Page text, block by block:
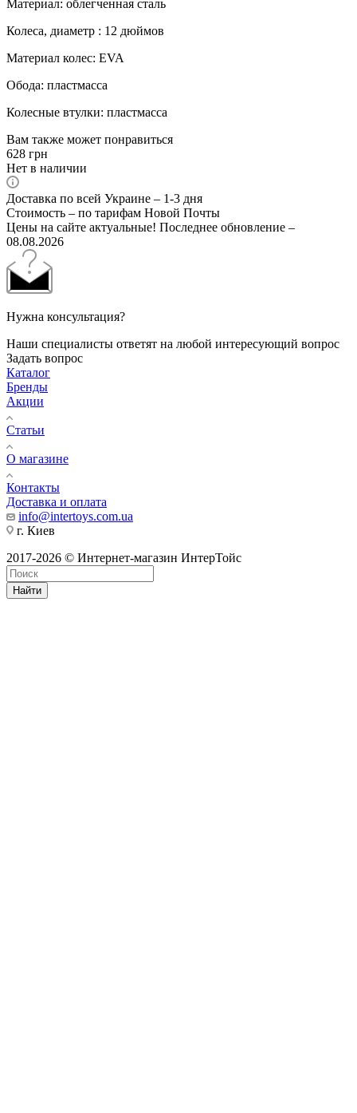
Материал: облегченная сталь
Колеса, диаметр : 12 дюймов
Материал колес: EVA
Обода: пластмасса
Колесные втулки: пластмасса
Вам также может понравиться
628 грн
Нет в наличии
Доставка по всей Украине – 1-3 дня
Стоимость – по тарифам Новой Почты
Цены на сайте актуальные! Последнее обновление –
08.08.2026
Нужна консультация?
Наши специалисты ответят на любой интересующий вопрос
Задать вопрос
Каталог
Бренды
Акции
Статьи
О магазине
Контакты
Доставка и оплата
info@intertoys.com.ua
г. Киев
2017-2026 © Интернет-магазин ИнтерТойс
Найти